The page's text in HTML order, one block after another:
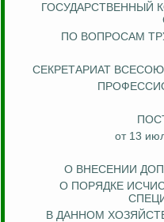
ГОСУДАРСТВЕННЫЙ
ПО ВОПРОСАМ
СЕКРЕТАРИАТ
от 13
О ВНЕСЕНИИ
О ПОРЯДКЕ
В ДАННОМ